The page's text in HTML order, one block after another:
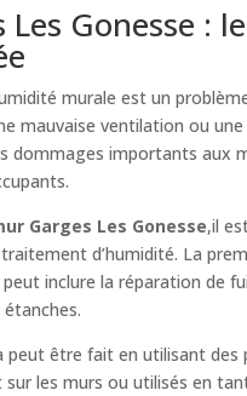
Gonesse :
murale est un
mauvaise ventilation ou
dommages importants aux
Garges Les Gonesse,il
d’humidité. La
inclure la réparation de
peut être fait en utilisant des
les murs ou utilisés en